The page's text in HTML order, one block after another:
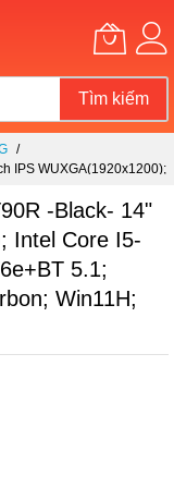
Tìm kiếm
IPS WUXGA(1920x1200);
-Black- 14"
Intel Core I5-
5.1;
Win11H;